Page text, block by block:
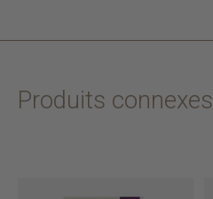
Produits connexes